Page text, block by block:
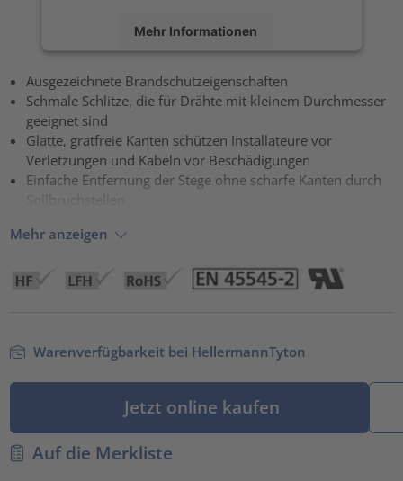
Mehr Informationen
Akzeptieren
powered by Usercentrics Consent Management Platform
Ausgezeichnete Brandschutzeigenschaften
Schmale Schlitze, die für Drähte mit kleinem Durchmesser
geeignet sind
Glatte, gratfreie Kanten schützen Installateure vor
Verletzungen und Kabeln vor Beschädigungen
Einfache Entfernung der Stege ohne scharfe Kanten durch
Mehr anzeigen
Warenverfügbarkeit bei HellermannTyton
Jetzt online kaufen
Auf die Merkliste